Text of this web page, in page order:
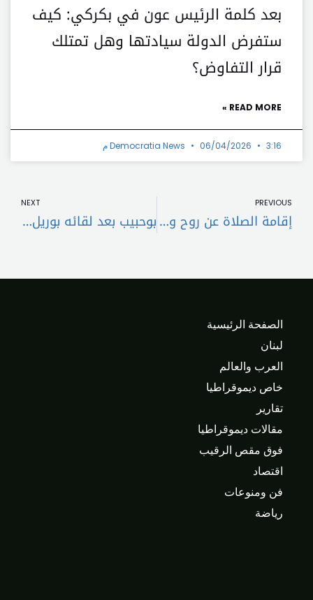
بعد كلمة الرئيس عون في بكركي: كيف
ستفرض الدولة سيادتها وهل تمتلك
قرار التفاوض؟
READ MORE »
Democratia News 06/04/2026 3:16 م
PREVIOUS
إقامة الصلاة عن روح والدة قائد الجيش في الفياضية والدفن والتعازي في العيشية
NEXT
بوحبيب بعد لقائه بوريل: الحكومة تسعى إلى تجنُّب الحرب التي سيكون لها تداعيات كارثية على الصعيدَين الإقليمي والدولي
الصفحة الرئيسية
لبنان
العرب والعالم
خاص ديموقراطيا
تقارير
مقالات ديموقراطيا
فوق مقص الرقيب
اقتصاد
فن ومنوعات
رياضة